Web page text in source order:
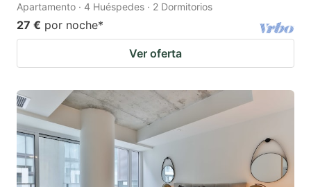
Apartamento · 4 Huéspedes · 2 Dormitorios
27 € por noche*
Ver oferta